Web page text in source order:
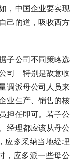
，中国企业要实现
己的道，吸收西方
子公司不同策略选
司，特别是敌意收
调派母公司人员来
业生产、销售的核
担任即可。若子公
经理都应该从母公
应多采纳当地经理
，应多派一些母公